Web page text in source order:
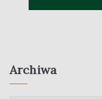
Archiwa